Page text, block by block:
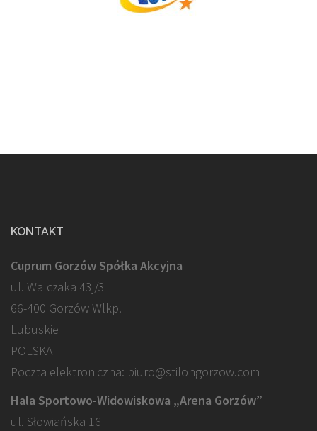
KONTAKT
Cuprum Gorzów Spółka Akcyjna
ul. Walczaka 43j/3
66-400 Gorzów Wlkp.
Lubuskie
POLSKA
Poczta elektroniczna: biuro@stilongorzow.com
Hala Sportowo-Widowiskowa „Arena Gorzów”
ul. Słowiańska 16